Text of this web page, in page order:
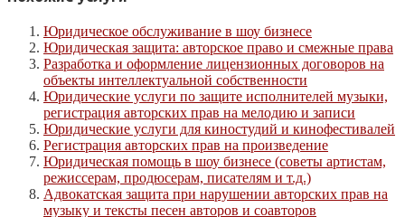
Юридическое обслуживание в шоу бизнесе
Юридическая защита: авторское право и смежные права
Разработка и оформление лицензионных договоров на
объекты интеллектуальной собственности
Юридические услуги по защите исполнителей музыки,
регистрация авторских прав на мелодию и записи
Юридические услуги для киностудий и кинофестивалей
Регистрация авторских прав на произведение
Юридическая помощь в шоу бизнесе (советы артистам,
режиссерам, продюсерам, писателям и т.д.)
Адвокатская защита при нарушении авторских прав на
музыку и тексты песен авторов и соавторов